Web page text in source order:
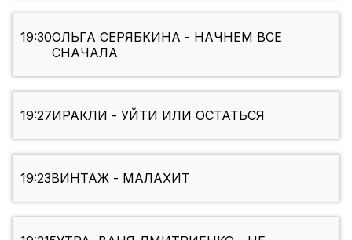
19:30ОЛЬГА СЕРЯБКИНА - НАЧНЕМ ВСЕ
СНАЧАЛА
19:27ИРАКЛИ - УЙТИ ИЛИ ОСТАТЬСЯ
19:23ВИНТАЖ - МАЛАХИТ